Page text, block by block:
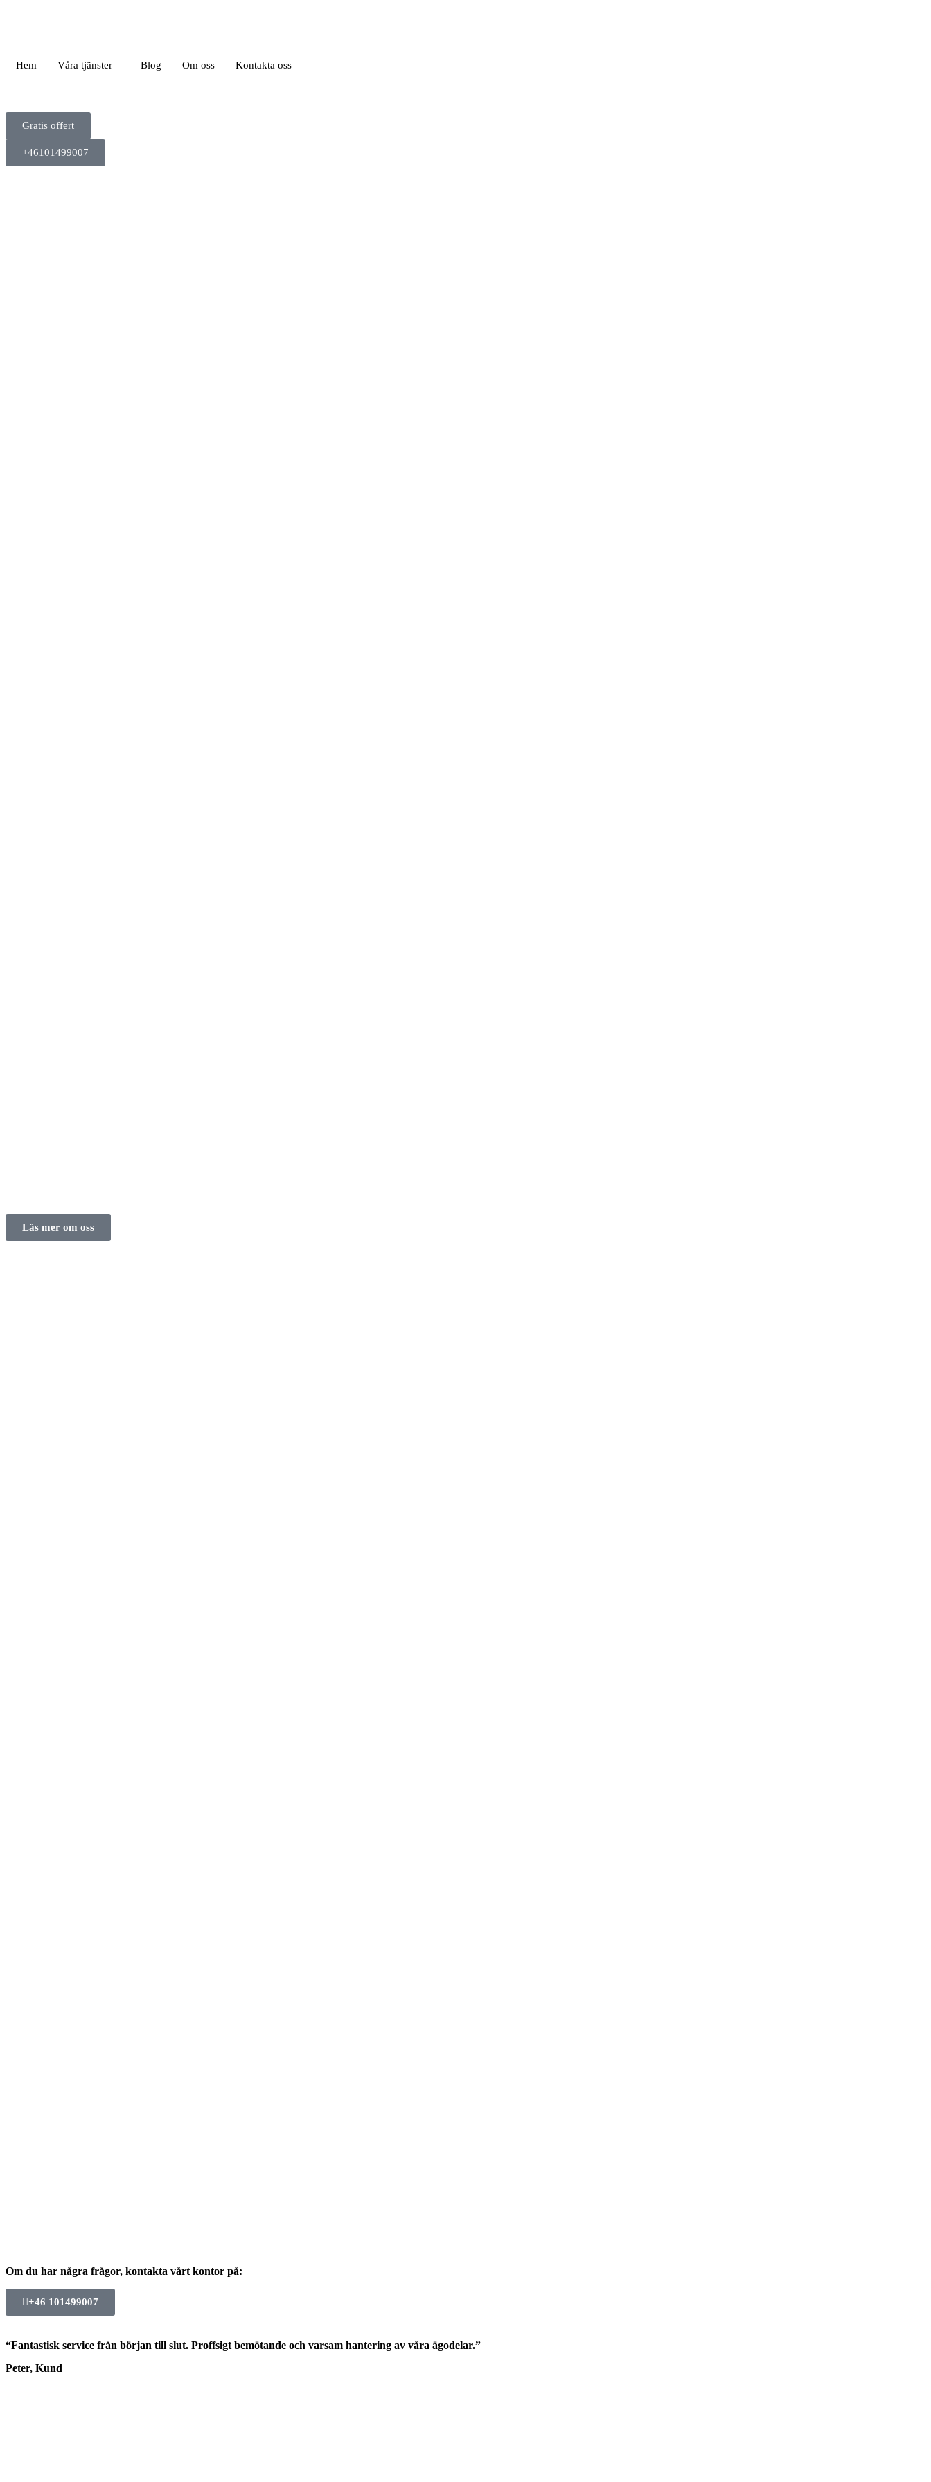
Hem Våra tjänster Blog Om oss Kontakta oss
Gratis offert
+46101499007
Läs mer om oss
Om du har några frågor, kontakta vårt kontor på:
+46 101499007
“Fantastisk service från början till slut. Proffsigt bemötande och varsam hantering av våra ägodelar.”
Peter, Kund